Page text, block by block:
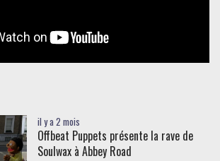
il y a 2 mois
Offbeat Puppets présente la rave de
Soulwax à Abbey Road